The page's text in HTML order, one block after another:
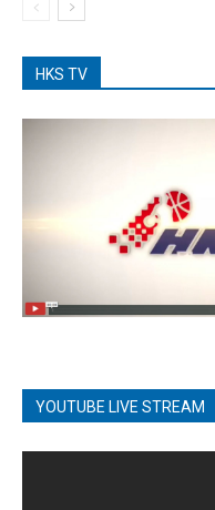
HKS TV
YOUTUBE LIVE STREAM